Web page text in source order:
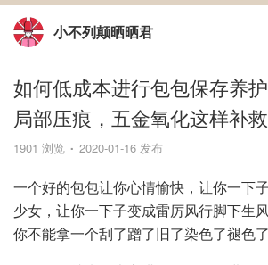
小不列颠晒晒君
如何低成本进行包包保存养护
局部压痕，五金氧化这样补救
1901 浏览 2020-01-16 发布
一个好的包包让你心情愉快，让你一下
少女，让你一下子变成雷厉风行脚下生
你不能拿一个刮了蹭了旧了染色了褪色了